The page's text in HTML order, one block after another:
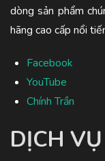
dòng sản phẩm
hãng cao cấp nổi
Facebook
YouTube
Chính Trần
DỊCH VỤ